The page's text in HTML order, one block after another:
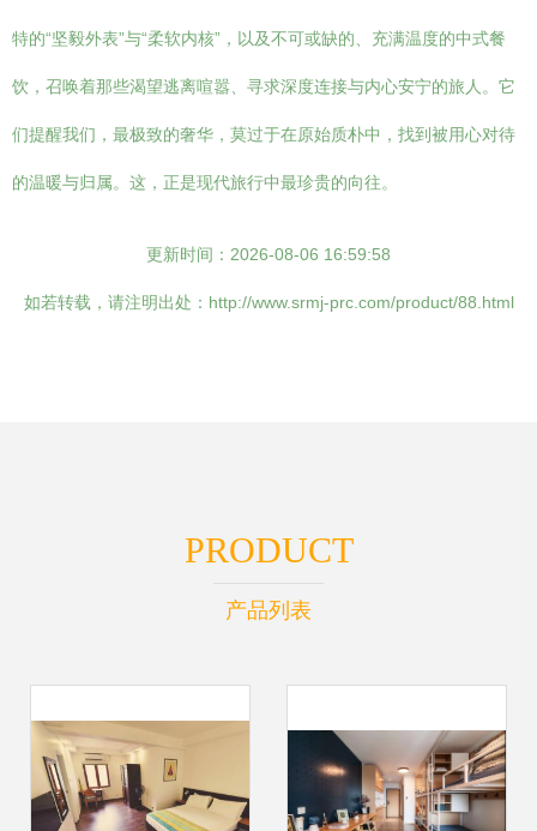
特的“坚毅外表”与“柔软内核”，以及不可或缺的、充满温度的中式餐
饮，召唤着那些渴望逃离喧嚣、寻求深度连接与内心安宁的旅人。它
们提醒我们，最极致的奢华，莫过于在原始质朴中，找到被用心对待
的温暖与归属。这，正是现代旅行中最珍贵的向往。
更新时间：2026-08-06 16:59:58
如若转载，请注明出处：http://www.srmj-prc.com/product/88.html
PRODUCT
产品列表